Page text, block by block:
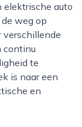
elektrische auto
weg op
verschillende
continu
te
is naar een
en